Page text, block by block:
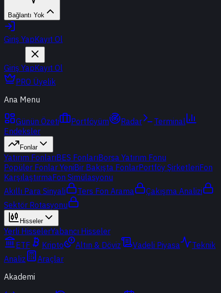
Bağlantı Yok
Giriş YapKayıt Ol
Giriş YapKayıt Ol
PRO Üyelik
Ana Menu
Günün Özeti Portföyüm Radar
Terminal
Endeksler
Fonlar
Yatırım FonlarıBES FonlarıBorsa Yatırım Fonu
Popüler Fonlar YeniBir Bakışta FonlarPortföy ŞirketleriFon
KarşılaştırmaFon Simülasyonu
Akıllı Para Sinyali
Ters Fon Arama
Çakışma Analizi
Sektör Rotasyonu
Hisseler
Yerli HisselerYabancı Hisseler
ETF
Kripto Altın & Döviz Vadeli Piyasa
Teknik
Analiz
Araçlar
Akademi